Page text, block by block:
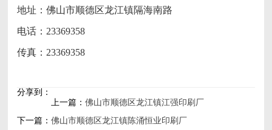
地址：佛山市顺德区龙江镇隔海南路
电话：23369358
传真：23369358
分享到：
上一篇： 佛山市顺德区龙江镇江强印刷厂
下一篇： 佛山市顺德区龙江镇陈涌恒业印刷厂